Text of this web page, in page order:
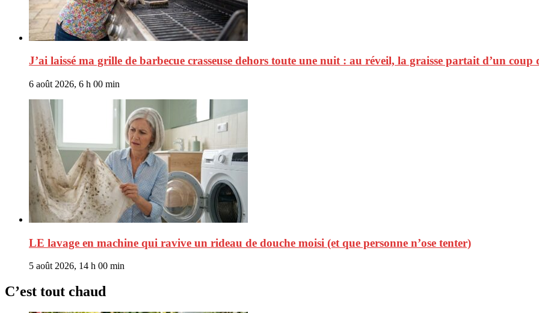
J’ai laissé ma grille de barbecue crasseuse dehors toute une nuit : au réveil, la graisse partait d’un coup
6 août 2026, 6 h 00 min
LE lavage en machine qui ravive un rideau de douche moisi (et que personne n’ose tenter)
5 août 2026, 14 h 00 min
C’est tout chaud